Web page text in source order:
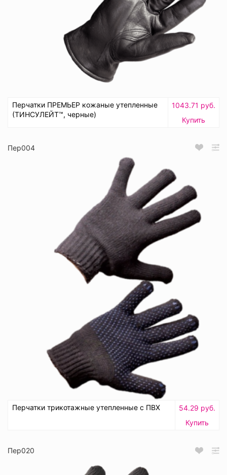
Перчатки ПРЕМЬЕР кожаные утепленные
(ТИНСУЛЕЙТ™, черные)
1043.71 руб.
Купить
Пер004
Перчатки трикотажные утепленные с ПВХ
54.29 руб.
Купить
Пер020